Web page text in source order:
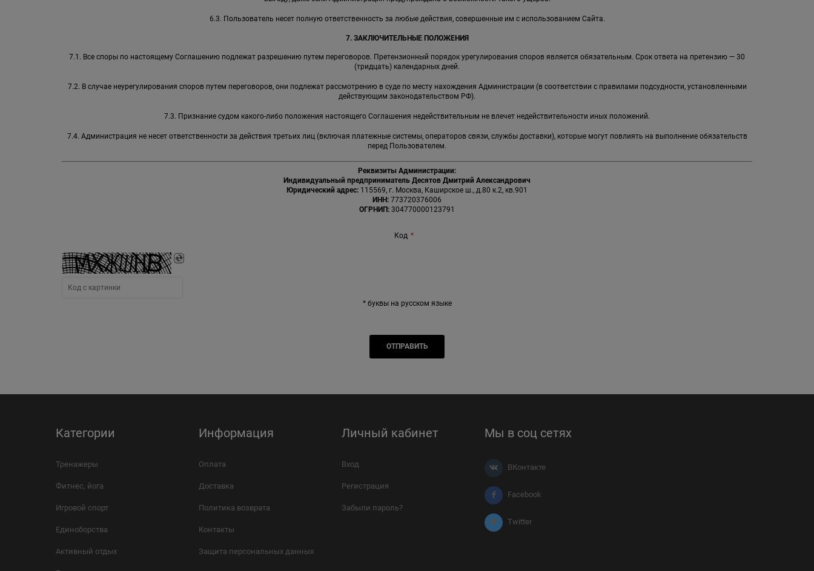
6.3. Пользователь несет полную ответственность за любые действия, совершенные им с использованием Сайта.
7. ЗАКЛЮЧИТЕЛЬНЫЕ ПОЛОЖЕНИЯ
7.1. Все споры по настоящему Соглашению подлежат разрешению путем переговоров. Претензионный порядок урегулирования споров является обязательным. Срок ответа на претензию — 30
(тридцать) календарных дней.
7.2. В случае неурегулирования споров путем переговоров, они подлежат рассмотрению в суде по месту нахождения Администрации (в соответствии с правилами подсудности, установленными
действующим законодательством РФ).
7.3. Признание судом какого-либо положения настоящего Соглашения недействительным не влечет недействительности иных положений.
7.4. Администрация не несет ответственности за действия третьих лиц (включая платежные системы, операторов связи, службы доставки), которые могут повлиять на выполнение обязательств
перед Пользователем.
Реквизиты Администрации:
Индивидуальный предприниматель Десятов Дмитрий Александрович
Юридический адрес: 115569, г. Москва, Каширское ш., д.80 к.2, кв.901
ИНН: 773720376006
ОГРНИП: 304770000123791
Код
* буквы на русском языке
Категории
Тренажеры
Фитнес, йога
Игровой спорт
Единоборства
Активный отдых
Информация
Оплата
Доставка
Политика возврата
Контакты
Защита персональных данных
Личный кабинет
Вход
Регистрация
Забыли пароль?
Мы в соц сетях
ВКонтакте
Facebook
Twitter